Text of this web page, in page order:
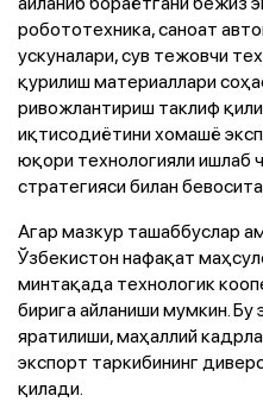
робототехника, саноат
ускуналари, сув тежовчи
қурилиш материаллари
ривожлантириш таклиф
иқтисодиётини хомашё
юқори технологияли ишлаб
стратегияси билан
Агар мазкур ташаббуслар
Ўзбекистон нафақат
минтақада технологик
бирига айланиши мумкин. Бу
яратилиши, маҳаллий
экспорт таркибининг
қилади.